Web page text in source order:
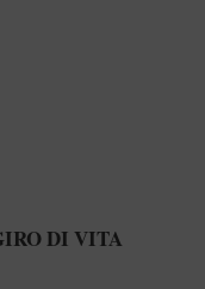
DI VITA